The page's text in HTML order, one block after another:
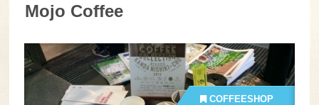
Mojo Coffee
COFFEESHOP